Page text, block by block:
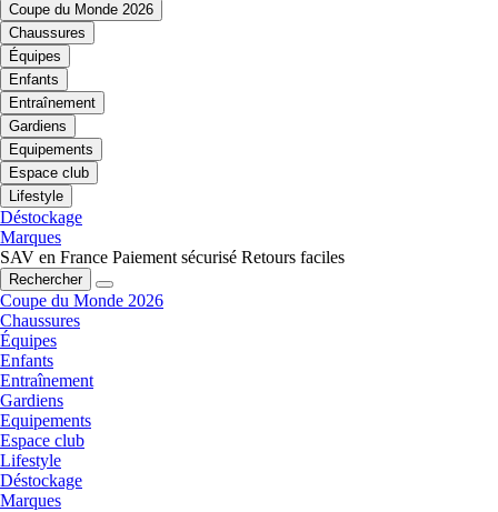
Coupe du Monde 2026
Chaussures
Équipes
Enfants
Entraînement
Gardiens
Equipements
Espace club
Lifestyle
Déstockage
Marques
SAV en France Paiement sécurisé Retours faciles
Rechercher
Coupe du Monde 2026
Chaussures
Équipes
Enfants
Entraînement
Gardiens
Equipements
Espace club
Lifestyle
Déstockage
Marques